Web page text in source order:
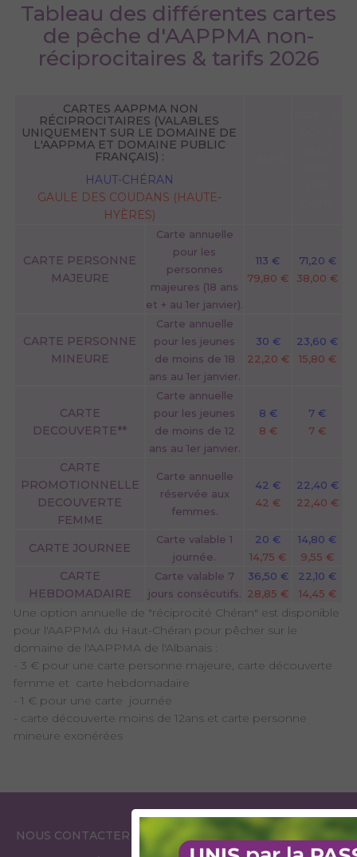
Tableau des différentes cartes
de pêche d'AAPPMA non-
réciprocitaires & tarifs 2026
CARTES AAPPMA NON
RÉCIPROCITAIRES (VALABLES
UNIQUEMENT SUR LE DOMAINE DE
L'AAPPMA ET DOMAINE PUBLIC
FRANÇAIS) :
HAUT-CHÉRAN
GAULE DES COUDANS (HAUTE-
HYÈRES)
CARTE PERSONNE
MAJEURE
Carte annuelle
pour les
personnes
majeures (18 ans
et + au 1er janvier).
113 €
79,80 €
71,20 €
38,00 €
CARTE PERSONNE
MINEURE
Carte annuelle
pour les jeunes
de moins de 18
ans au 1er janvier.
30 €
22,20 €
23,60 €
15,80 €
CARTE
DECOUVERTE**
Carte annuelle
pour les jeunes
de moins de 12
ans au 1er janvier.
8 €
8 €
7 €
7 €
CARTE
PROMOTIONNELLE
DECOUVERTE
FEMME
Carte annuelle
réservée aux
femmes.
42 €
42 €
22,40 €
22,40 €
CARTE JOURNEE
Carte valable 1
journée.
20 €
14,75 €
14,80 €
9,55 €
CARTE
HEBDOMADAIRE
Carte valable 7
jours consécutifs.
36,50 €
28,85 €
22,10 €
14,45 €
Une option annuelle de "réciprocité Chéran" est disponible
pour l'AAPPMA du Haut-Chéran pour pêcher sur le
domaine de l'AAPPMA de l'Albanais :
- 3 € pour une carte personne majeure, carte découverte
femme et carte hebdomadaire
- 1 € pour une carte journée
- carte découverte moins de 12ans et carte personne
mineure exonérées
NOUS CONTACTER
GARDES PÊCHE
ÉLUS